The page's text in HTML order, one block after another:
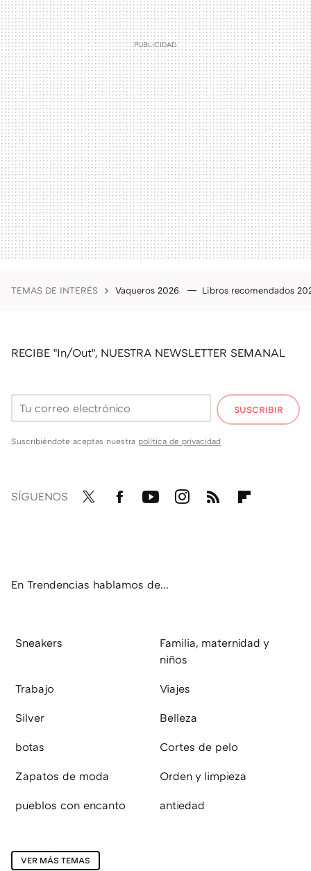
TEMAS DE INTERÉS Vaqueros 2026 Libros recomendados
RECIBE "In/Out", NUESTRA NEWSLETTER SEMANAL
SUSCRIBIR
Suscribiéndote aceptas nuestra política de privacidad
SÍGUENOS
En Trendencias hablamos de...
Sneakers
Familia, maternidad y
niños
Trabajo Viajes
Silver Belleza
botas Cortes de pelo
Zapatos de moda Orden y limpieza
pueblos con encanto antiedad
VER MÁS TEMAS